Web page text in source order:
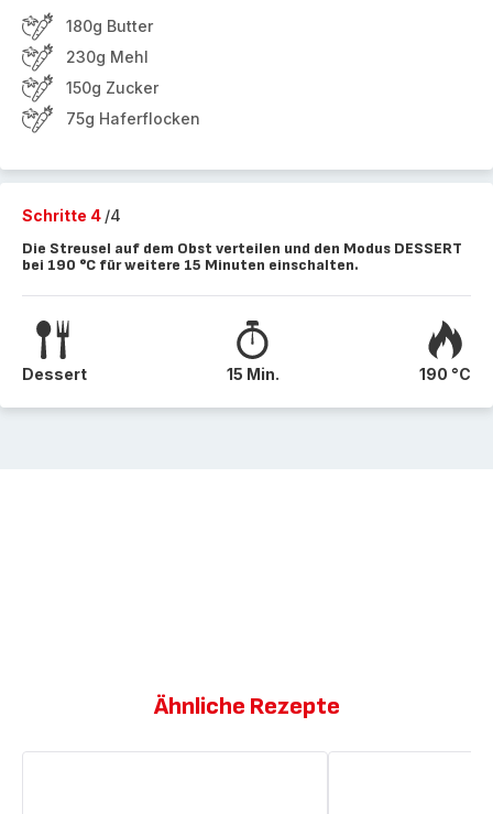
180g Butter
230g Mehl
150g Zucker
75g Haferflocken
Schritte 4 /4
Die Streusel auf dem Obst verteilen und den Modus DESSERT
bei 190 °C für weitere 15 Minuten einschalten.
Dessert 15 Min. 190 °C
Ähnliche Rezepte